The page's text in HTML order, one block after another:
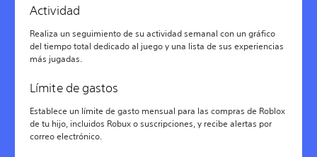
Actividad
Realiza un seguimiento de su actividad semanal con un gráfico
del tiempo total dedicado al juego y una lista de sus experiencias
más jugadas.
Límite de gastos
Establece un límite de gasto mensual para las compras de Roblox
de tu hijo, incluidos Robux o suscripciones, y recibe alertas por
correo electrónico.